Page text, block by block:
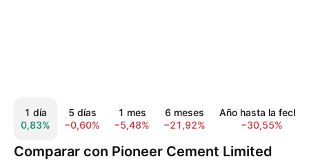
1 día
0,83%
5 días
−0,60%
1 mes
−5,48%
6 meses
−21,92%
Año hasta la fecha
−30,55%
Comparar con Pioneer Cement Limited